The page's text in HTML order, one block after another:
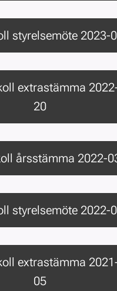
styrelsemöte 2023-
extrastämma
20
årsstämma 2022-
styrelsemöte 2022-
extrastämma
05